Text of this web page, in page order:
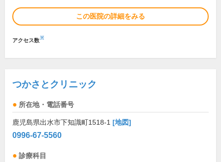
この医院の詳細をみる
アクセス数※
つかさとクリニック
所在地・電話番号
鹿児島県出水市下知識町1518-1 [地図]
0996-67-5560
診療科目